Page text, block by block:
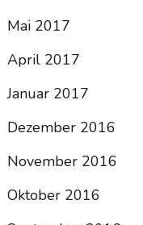
Mai 2017
April 2017
Januar 2017
Dezember 2016
November 2016
Oktober 2016